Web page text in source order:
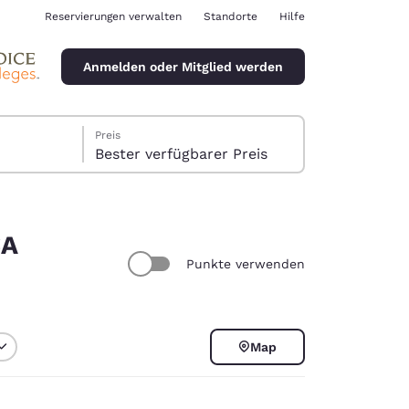
Reservierungen verwalten Standorte Hilfe
Anmelden oder Mitglied werden
Preis
Bester verfügbarer Preis
Punkte verwenden
Map